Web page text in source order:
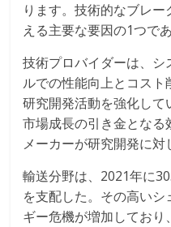
ります。技術的なブレ
える主要な要因の1つで
技術プロバイダーは、
ルでの性能向上とコス
研究開発活動を強化して
市場成長の引き金となる
メーカーが研究開発に対
輸送分野は、2021年に
を支配した。その高い
ギー危機が増加してお